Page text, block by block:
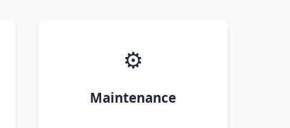
⚙️
Maintenance